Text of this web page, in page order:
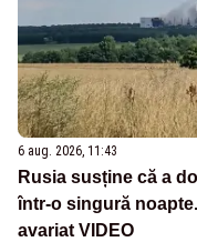
6 aug. 2026, 11:43
Rusia susține că a
într-o singură
avariat VIDEO